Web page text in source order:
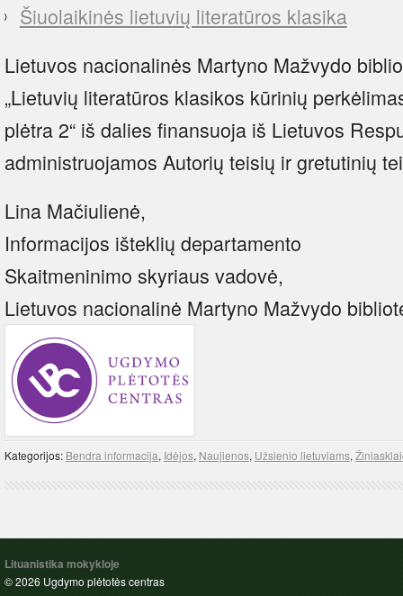
Šiuolaikinės lietuvių literatūros klasika
Lietuvos nacionalinės Martyno Mažvydo
„Lietuvių literatūros klasikos kūrinių
plėtra 2“ iš dalies finansuoja iš Lietuvos
administruojamos Autorių teisių ir gretutinių
Lina Mačiulienė,
Informacijos išteklių departamento
Skaitmeninimo skyriaus vadovė,
Lietuvos nacionalinė Martyno Mažvydo
Kategorijos: Bendra informacija, Idėjos, Naujienos, Užsienio lietuviams,
Lituanistika mokykloje
© 2026 Ugdymo plėtotės centras